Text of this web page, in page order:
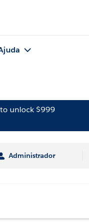
unlock $999
Administrador